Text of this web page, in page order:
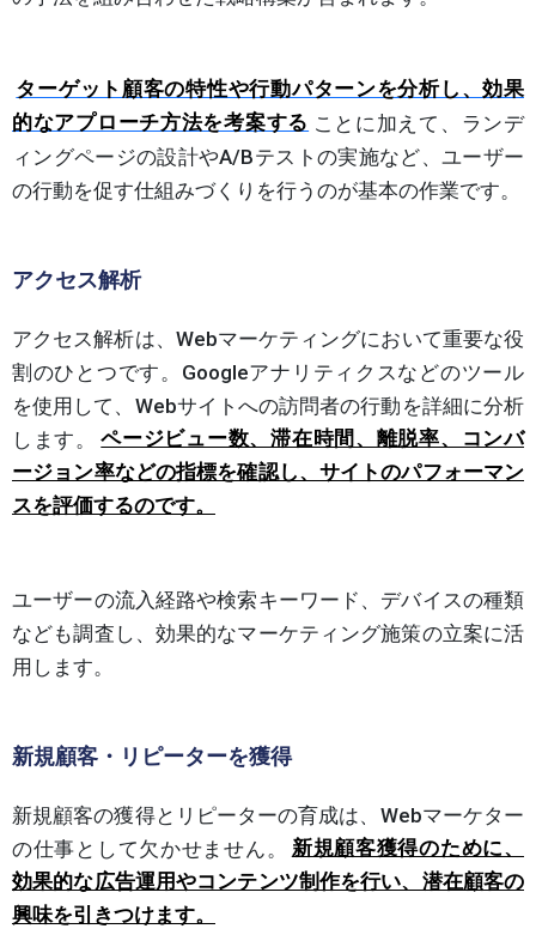
ターゲット顧客の特性や行動パターンを分析し、効果
的なアプローチ方法を考案する ことに加えて、ランデ
ィングページの設計やA/Bテストの実施など、ユーザー
の行動を促す仕組みづくりを行うのが基本の作業です。
アクセス解析
アクセス解析は、Webマーケティングにおいて重要な役
割のひとつです。Googleアナリティクスなどのツール
を使用して、Webサイトへの訪問者の行動を詳細に分析
します。
ページビュー数、滞在時間、離脱率、コンバ
ージョン率などの指標を確認し、サイトのパフォーマン
スを評価するのです。
ユーザーの流入経路や検索キーワード、デバイスの種類
なども調査し、効果的なマーケティング施策の立案に活
用します。
新規顧客・リピーターを獲得
新規顧客の獲得とリピーターの育成は、Webマーケター
の仕事として欠かせません。
新規顧客獲得のために、
効果的な広告運用やコンテンツ制作を行い、潜在顧客の
興味を引きつけます。